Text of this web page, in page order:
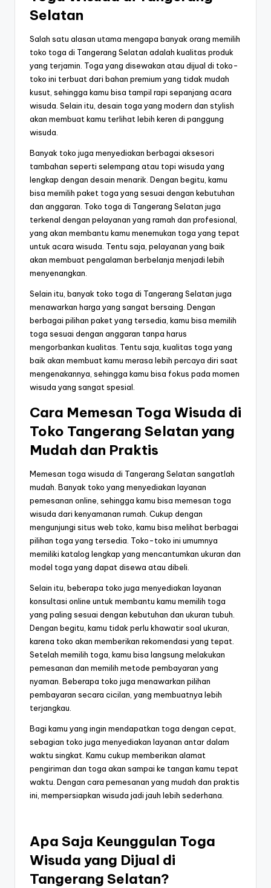
Selatan
Salah satu alasan utama mengapa banyak orang memilih
toko toga di Tangerang Selatan adalah kualitas produk
yang terjamin. Toga yang disewakan atau dijual di toko-
toko ini terbuat dari bahan premium yang tidak mudah
kusut, sehingga kamu bisa tampil rapi sepanjang acara
wisuda. Selain itu, desain toga yang modern dan stylish
akan membuat kamu terlihat lebih keren di panggung
wisuda.
Banyak toko juga menyediakan berbagai aksesori
tambahan seperti selempang atau topi wisuda yang
lengkap dengan desain menarik. Dengan begitu, kamu
bisa memilih paket toga yang sesuai dengan kebutuhan
dan anggaran. Toko toga di Tangerang Selatan juga
terkenal dengan pelayanan yang ramah dan profesional,
yang akan membantu kamu menemukan toga yang tepat
untuk acara wisuda. Tentu saja, pelayanan yang baik
akan membuat pengalaman berbelanja menjadi lebih
menyenangkan.
Selain itu, banyak toko toga di Tangerang Selatan juga
menawarkan harga yang sangat bersaing. Dengan
berbagai pilihan paket yang tersedia, kamu bisa memilih
toga sesuai dengan anggaran tanpa harus
mengorbankan kualitas. Tentu saja, kualitas toga yang
baik akan membuat kamu merasa lebih percaya diri saat
mengenakannya, sehingga kamu bisa fokus pada momen
wisuda yang sangat spesial.
Cara Memesan Toga Wisuda di
Toko Tangerang Selatan yang
Mudah dan Praktis
Memesan toga wisuda di Tangerang Selatan sangatlah
mudah. Banyak toko yang menyediakan layanan
pemesanan online, sehingga kamu bisa memesan toga
wisuda dari kenyamanan rumah. Cukup dengan
mengunjungi situs web toko, kamu bisa melihat berbagai
pilihan toga yang tersedia. Toko-toko ini umumnya
memiliki katalog lengkap yang mencantumkan ukuran dan
model toga yang dapat disewa atau dibeli.
Selain itu, beberapa toko juga menyediakan layanan
konsultasi online untuk membantu kamu memilih toga
yang paling sesuai dengan kebutuhan dan ukuran tubuh.
Dengan begitu, kamu tidak perlu khawatir soal ukuran,
karena toko akan memberikan rekomendasi yang tepat.
Setelah memilih toga, kamu bisa langsung melakukan
pemesanan dan memilih metode pembayaran yang
nyaman. Beberapa toko juga menawarkan pilihan
pembayaran secara cicilan, yang membuatnya lebih
terjangkau.
Bagi kamu yang ingin mendapatkan toga dengan cepat,
sebagian toko juga menyediakan layanan antar dalam
waktu singkat. Kamu cukup memberikan alamat
pengiriman dan toga akan sampai ke tangan kamu tepat
waktu. Dengan cara pemesanan yang mudah dan praktis
ini, mempersiapkan wisuda jadi jauh lebih sederhana.
Apa Saja Keunggulan Toga
Wisuda yang Dijual di
Tangerang Selatan?